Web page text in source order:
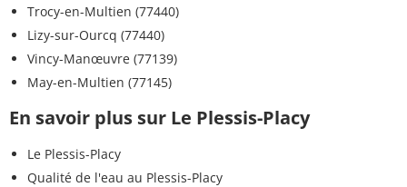
Trocy-en-Multien (77440)
Lizy-sur-Ourcq (77440)
Vincy-Manœuvre (77139)
May-en-Multien (77145)
En savoir plus sur Le Plessis-Placy
Le Plessis-Placy
Qualité de l'eau au Plessis-Placy